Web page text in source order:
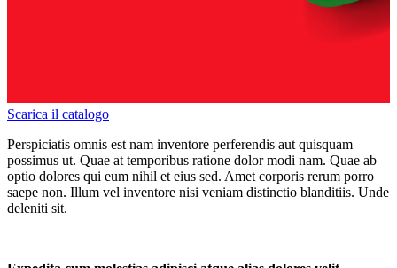
Scarica il catalogo
Perspiciatis omnis est nam inventore perferendis aut quisquam
possimus ut. Quae at temporibus ratione dolor modi nam. Quae ab
optio dolores qui eum nihil et eius sed. Amet corporis rerum porro
saepe non. Illum vel inventore nisi veniam distinctio blanditiis. Unde
deleniti sit.